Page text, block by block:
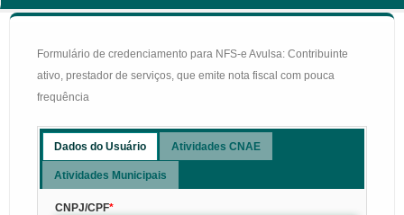
Formulário de credenciamento para NFS-e Avulsa: Contribuinte
ativo, prestador de serviços, que emite nota fiscal com pouca
frequência
Dados do Usuário Atividades CNAE
Atividades Municipais
CNPJ/CPF